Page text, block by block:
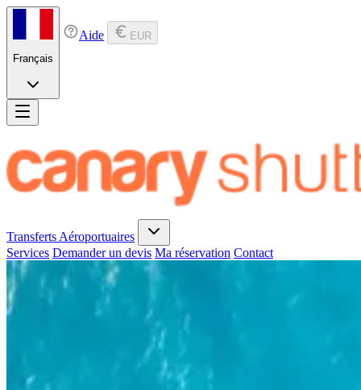
Français
Aide EUR
Transferts Aéroportuaires
Services Demander un devis Ma réservation Contact